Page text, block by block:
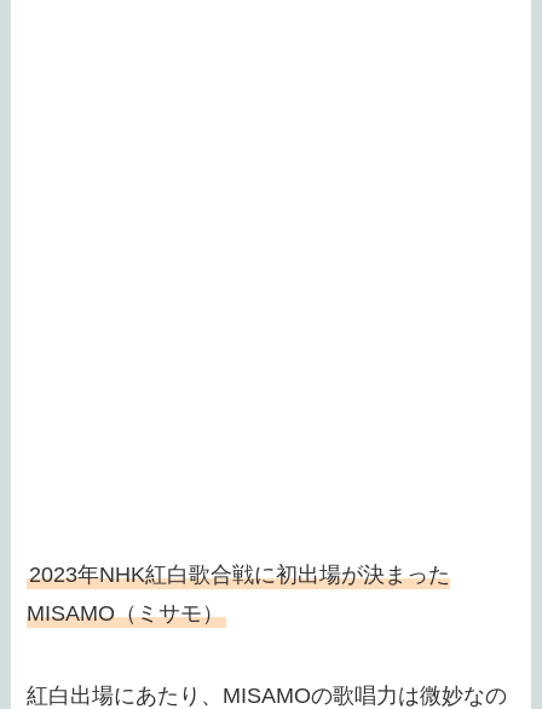
2023年NHK紅白歌合戦に初出場が決まった
MISAMO（ミサモ）
紅白出場にあたり、MISAMOの歌唱力は微妙なの